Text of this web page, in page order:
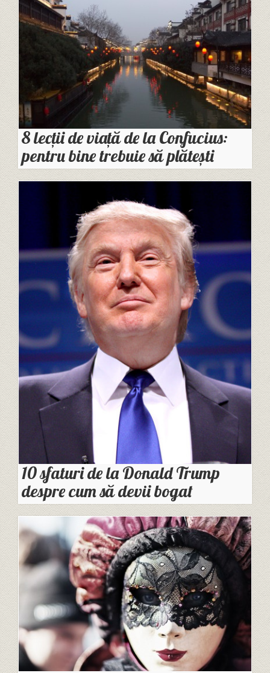
8 lecții de viață de la Confucius:
pentru bine trebuie să plătești
10 sfaturi de la Donald Trump
despre cum să devii bogat